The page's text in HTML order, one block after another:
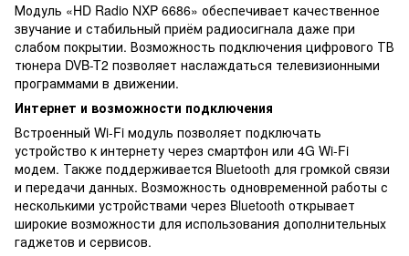
Модуль «HD Radio NXP 6686» обеспечивает качественное
звучание и стабильный приём радиосигнала даже при
слабом покрытии. Возможность подключения цифрового ТВ
тюнера DVB-T2 позволяет наслаждаться телевизионными
программами в движении.
Интернет и возможности подключения
Встроенный Wi-Fi модуль позволяет подключать
устройство к интернету через смартфон или 4G Wi-Fi
модем. Также поддерживается Bluetooth для громкой связи
и передачи данных. Возможность одновременной работы с
несколькими устройствами через Bluetooth открывает
широкие возможности для использования дополнительных
гаджетов и сервисов.